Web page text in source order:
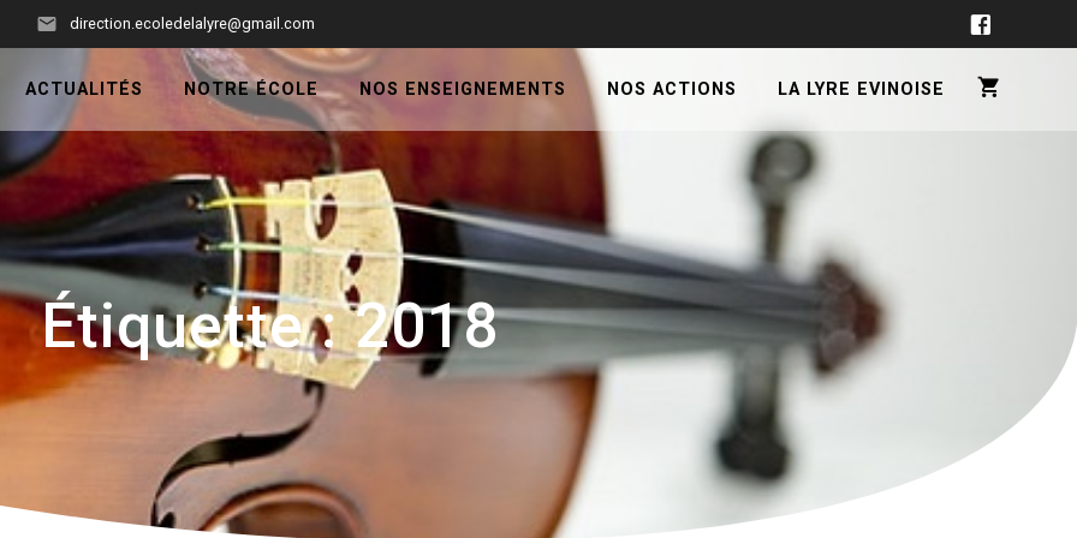
direction.ecoledelalyre@gmail.com
ACTUALITÉS NOTRE ÉCOLE NOS ENSEIGNEMENTS NOS ACTIONS LA LYRE EVINOISE
Étiquette :2018